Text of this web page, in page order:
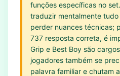
funções específicas no
traduzir mentalmente
perder nuances técnicas;
737 resposta correta, é
Grip e Best Boy são
jogadores também se
palavra familiar e chutam